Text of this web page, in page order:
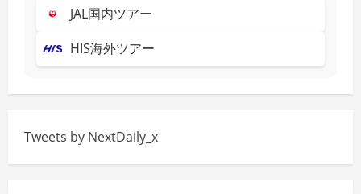
JAL国内ツアー
HIS海外ツアー
Tweets by NextDaily_x